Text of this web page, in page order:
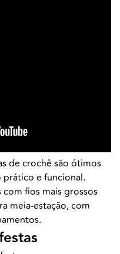
de crochê são ótimos
e funcional.
fios mais grossos
meia-estação, com